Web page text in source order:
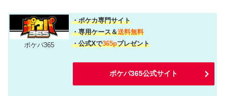
ポケパ365
・ポケカ専門サイト
・専用ケース＆送料無料
・公式Xで365pプレゼント
ポケパ365公式サイト